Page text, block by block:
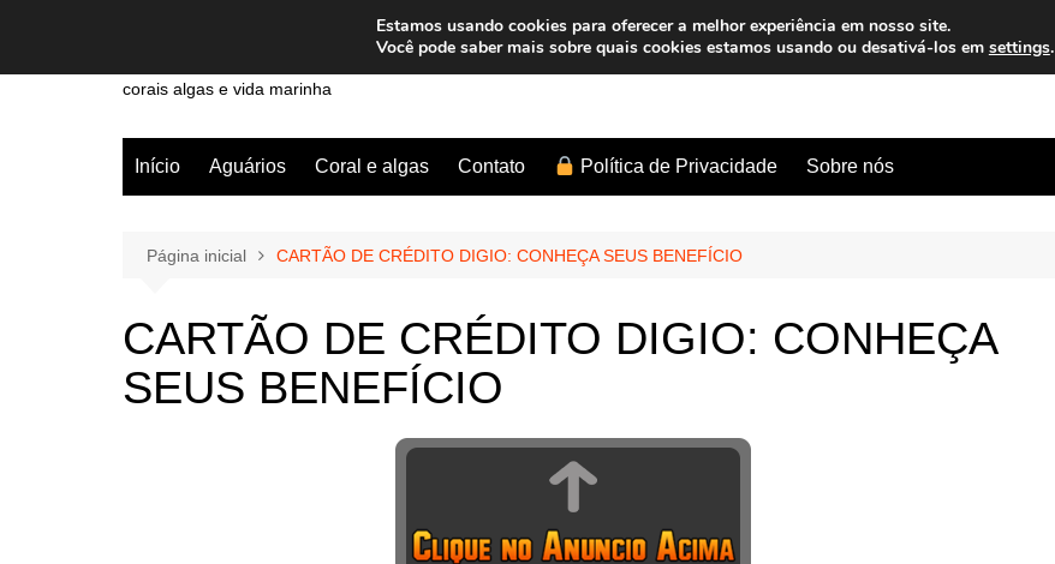
o
corais algas e vida marinha
Início Aguários Coral e algas Contato Política de Privacidade Sobre nós
Página inicial CARTÃO DE CRÉDITO DIGIO: CONHEÇA SEUS BENEFÍCIO
CARTÃO DE CRÉDITO DIGIO: CONHEÇA
SEUS BENEFÍCIO
Estamos usando cookies para oferecer a melhor experiência em nosso site.
Você pode saber mais sobre quais cookies estamos usando ou desativá-los em settings.